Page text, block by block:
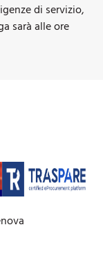
di servizio,
sarà alle ore